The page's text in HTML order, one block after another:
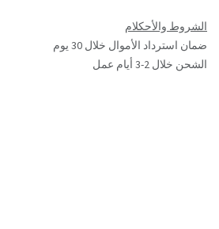
الشروط والأحكلام
ضمان استرداد الأموال خلال 30 يوم
الشحن خلال 2-3 أيام عمل